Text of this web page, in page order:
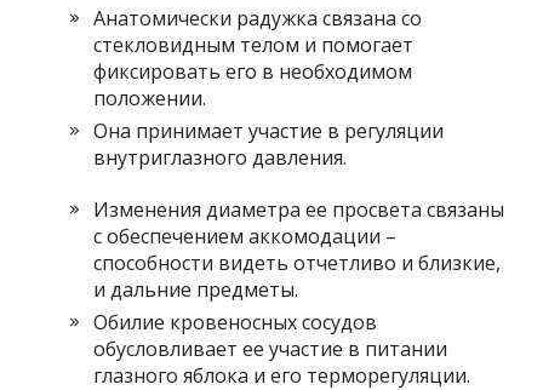
Анатомически радужка связана со
стекловидным телом и помогает
фиксировать его в необходимом
положении.
Она принимает участие в регуляции
внутриглазного давления.
Изменения диаметра ее просвета связаны
с обеспечением аккомодации –
способности видеть отчетливо и близкие,
и дальние предметы.
Обилие кровеносных сосудов
обусловливает ее участие в питании
глазного яблока и его терморегуляции.